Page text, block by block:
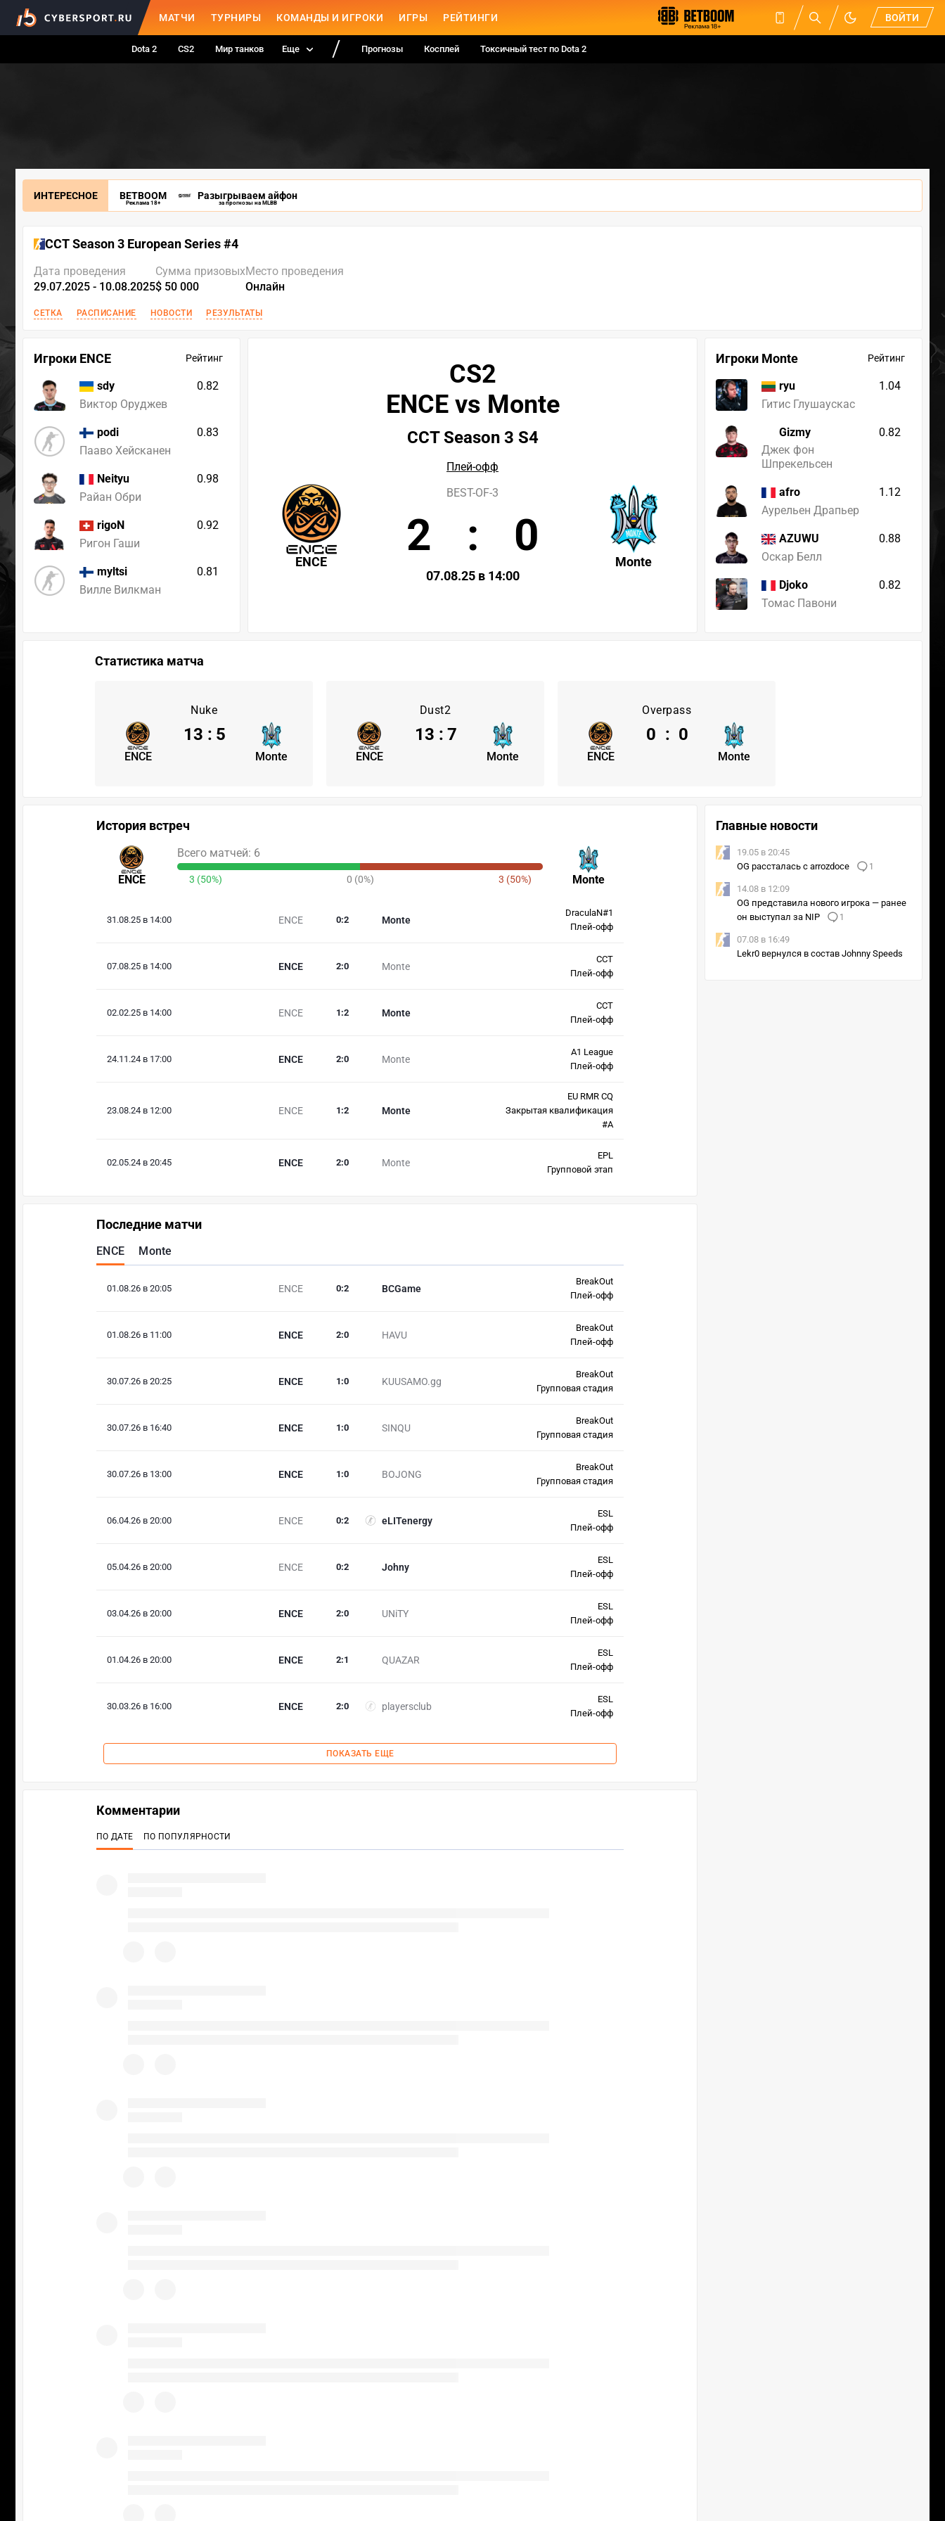
МАТЧИ ТУРНИРЫ КОМАНДЫ И ИГРОКИ ИГРЫ РЕЙТИНГИ ВОЙТИ
Dota 2 CS2 Мир танков Еще Прогнозы Косплей Токсичный тест по Dota 2
ИНТЕРЕСНОЕ BETBOOM
Реклама 18+
Разыгрываем айфон
за прогнозы на MLBB
CCT Season 3 European Series #4
Дата проведения
29.07.2025 - 10.08.2025
Сумма призовых
$ 50 000
Место проведения
Онлайн
СЕТКА РАСПИСАНИЕ НОВОСТИ РЕЗУЛЬТАТЫ
Игроки ENCE Рейтинг
sdy
Виктор Оруджев
0.82
podi
Пааво Хейсканен
0.83
Neityu
Райан Обри
0.98
rigoN
Ригон Гаши
0.92
myltsi
Вилле Вилкман
0.81
Игроки Monte Рейтинг
ryu
Гитис Глушаускас
1.04
Gizmy
Джек фон
Шпрекельсен
0.82
afro
Аурельен Драпьер
1.12
AZUWU
Оскар Белл
0.88
Djoko
Томас Павони
0.82
CS2
ENCE vs Monte
CCT Season 3 S4
Плей-офф
ENCE Monte
BEST-OF-3
2 : 0
07.08.25 в 14:00
Статистика матча
Nuke
ENCE Monte
13 : 5
Dust2
ENCE Monte
13 : 7
Overpass
ENCE Monte
0 : 0
История встреч
ENCE Monte
Всего матчей: 6
3 (50%) 0 (0%) 3 (50%)
31.08.25 в 14:00 ENCE Monte
0:2
DraculaN#1
Плей-офф
07.08.25 в 14:00 ENCE Monte
2:0
CCT
Плей-офф
02.02.25 в 14:00 ENCE Monte
1 :2
CCT
Плей-офф
24.11.24 в 17:00 ENCE Monte
2:0
A1 League
Плей-офф
23.08.24 в 12:00 ENCE Monte
1 :2
EU RMR CQ
Закрытая квалификация
#А
02.05.24 в 20:45 ENCE Monte
2:0
EPL
Групповой этап
Последние матчи
ENCE Monte
01.08.26 в 20:05 ENCE BCGame
0:2
BreakOut
Плей-офф
01.08.26 в 11:00 ENCE HAVU
2:0
BreakOut
Плей-офф
30.07.26 в 20:25 ENCE KUUSAMO.gg
1 :0
BreakOut
Групповая стадия
30.07.26 в 16:40 ENCE SINQU
1 :0
BreakOut
Групповая стадия
30.07.26 в 13:00 ENCE BOJONG
1 :0
BreakOut
Групповая стадия
06.04.26 в 20:00 ENCE eLITenergy
0:2
ESL
Плей-офф
05.04.26 в 20:00 ENCE Johny
0:2
ESL
Плей-офф
03.04.26 в 20:00 ENCE UNiTY
2:0
ESL
Плей-офф
01.04.26 в 20:00 ENCE QUAZAR
2:1
ESL
Плей-офф
30.03.26 в 16:00 ENCE playersclub
2:0
ESL
Плей-офф
ПОКАЗАТЬ ЕЩЕ
Главные новости
19.05 в 20:45
OG рассталась с arrozdoce
1
14.08 в 12:09
OG представила нового игрока — ранее
он выступал за NIP
1
07.08 в 16:49
Lekr0 вернулся в состав Johnny Speeds
Комментарии
ПО ДАТЕ ПО ПОПУЛЯРНОСТИ